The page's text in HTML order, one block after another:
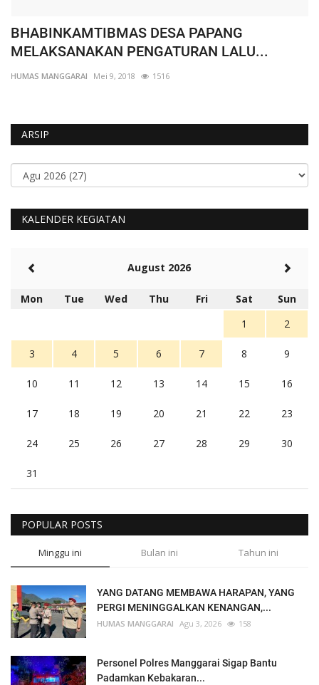
BHABINKAMTIBMAS DESA PAPANG
MELAKSANAKAN PENGATURAN LALU...
HUMAS MANGGARAI Mei 9, 2018 1516
ARSIP
KALENDER KEGIATAN
August 2026
Mon Tue Wed Thu Fri Sat
Sun
1
2
3 4 5 6 7 8 9
10 11 12 13 14 15 16
17 18 19 20 21 22 23
24 25 26 27 28 29 30
31
POPULAR POSTS
Minggu ini Bulan ini Tahun ini
YANG DATANG MEMBAWA HARAPAN, YANG
PERGI MENINGGALKAN KENANGAN,...
HUMAS MANGGARAI Agu 3, 2026 158
Personel Polres Manggarai Sigap Bantu
Padamkan Kebakaran...